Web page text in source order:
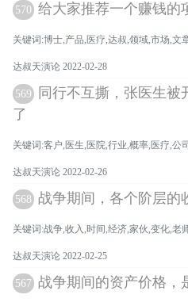
570 给大家推荐一个赚钱的
关键词:博士,产品,医疗,达叔,领域,市场,文
达叔天演论 2022-02-28
569
同行不互撕，张医生被
了
关键词:客户,医生,医院,行业,概率,医疗,公
达叔天演论 2022-02-26
568 战争期间，各个阶层的
关键词:战争,收入,时间,经济,家伙,变化,老
达叔天演论 2022-02-25
567 战争期间的资产价格，